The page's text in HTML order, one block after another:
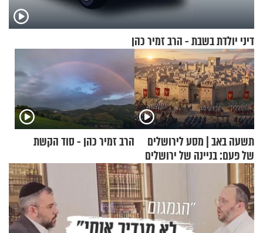
דיני יולדת בשבת - הרב זמיר כהן
תשעה באב | מסע לירושלים
של פעם: בניינה של ירושלים
הרב זמיר כהן - סוד הקשת